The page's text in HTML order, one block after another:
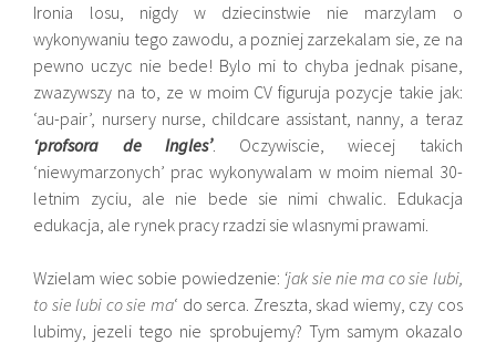
Ironia losu, nigdy w dziecinstwie nie marzylam o
wykonywaniu tego zawodu, a pozniej zarzekalam sie, ze na
pewno uczyc nie bede! Bylo mi to chyba jednak pisane,
zwazywszy na to, ze w moim CV figuruja pozycje takie jak:
‘au-pair’, nursery nurse, childcare assistant, nanny, a teraz
‘profsora de Ingles’. Oczywiscie, wiecej takich
‘niewymarzonych’ prac wykonywalam w moim niemal 30-
letnim zyciu, ale nie bede sie nimi chwalic. Edukacja
edukacja, ale rynek pracy rzadzi sie wlasnymi prawami.
Wzielam wiec sobie powiedzenie: ‘jak sie nie ma co sie lubi,
to sie lubi co sie ma‘ do serca. Zreszta, skad wiemy, czy cos
lubimy, jezeli tego nie sprobujemy? Tym samym okazalo